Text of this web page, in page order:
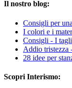
Il nostro blog:
Consigli per
I colori e i
Consigli - I
Addio
28 idee per
Scopri Interismo: